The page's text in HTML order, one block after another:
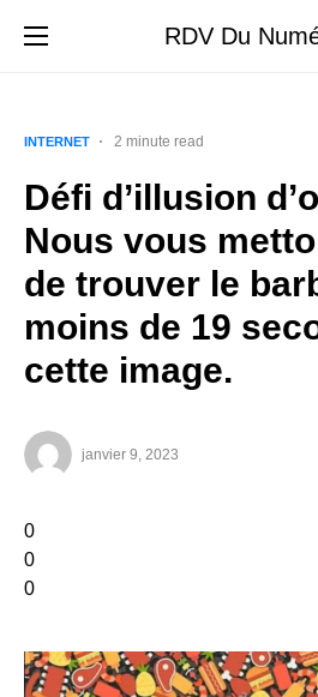
RDV Du
INTERNET 2 minute read
Défi d’illusion
Nous vous
de trouver le
moins de 19
cette image.
janvier 9, 2023
0
0
0